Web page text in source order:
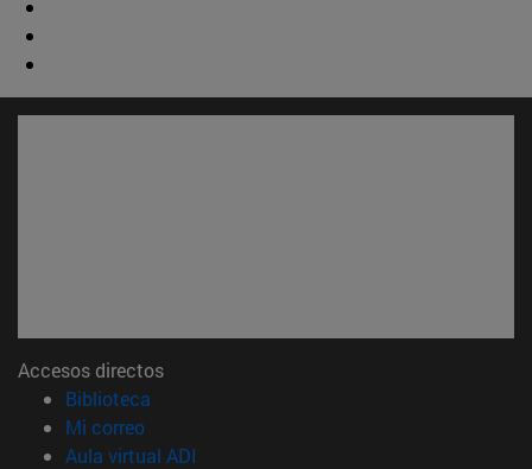
Accesos directos
Biblioteca
Mi correo(abre en nueva ventana)
Aula virtual ADI